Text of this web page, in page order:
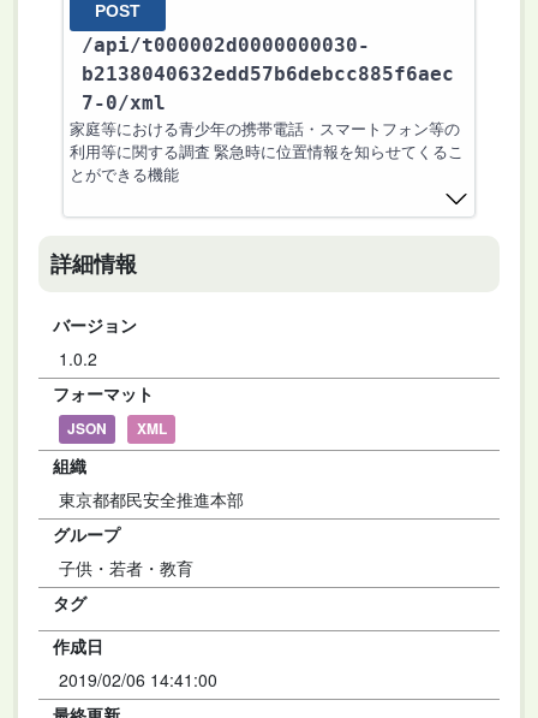
POST
/api/t000002d0000000030-
b2138040632edd57b6debcc885f6aec
7-0/xml
家庭等における青少年の携帯電話・スマートフォン等の
利用等に関する調査 緊急時に位置情報を知らせてくるこ
とができる機能
詳細情報
バージョン
1.0.2
フォーマット
JSON XML
組織
東京都都民安全推進本部
グループ
子供・若者・教育
タグ
作成日
2019/02/06 14:41:00